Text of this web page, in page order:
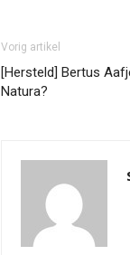
Vorig artikel
[Hersteld] Bertus
Natura?